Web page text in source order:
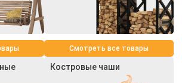
Смотреть все товары
Костровые чаши